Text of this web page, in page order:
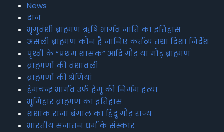
News
दान
भृगुवंशी ब्राह्मण ऋषि भार्गव जाति का इतिहास
असली ब्राह्मण कौन है जानिए कर्तव्य तथा दिशा निर्देश
पृथ्वी के “प्रथम शासक” आदि गौड़ या गौड़ ब्राह्मण
ब्राह्मणों की वंशावली
ब्राह्मणों की श्रेणियां
हेमचन्द्र भार्गव उर्फ हेमू की निर्मम हत्या
भूमिहार ब्राह्मण का इतिहास
शशांक राजा बंगाल का हिंदू गौड़ राज्य
भारतीय सनातन धर्म के संस्कार